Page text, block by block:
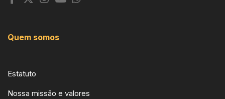
Quem somos
Estatuto
Nossa missão e valores